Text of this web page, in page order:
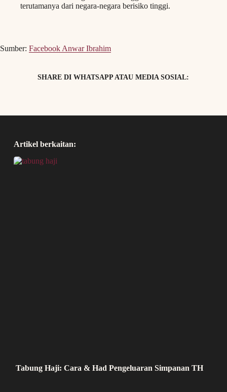
terutamanya dari negara-negara berisiko tinggi.
Sumber: Facebook Anwar Ibrahim
SHARE DI WHATSAPP ATAU MEDIA SOSIAL:
Artikel berkaitan:
Tabung Haji: Cara & Had Pengeluaran Simpanan TH